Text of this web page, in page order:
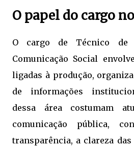
O papel do cargo
O cargo de Técnico de
Comunicação Social
ligadas à produção,
de informações
dessa área costumam
comunicação pública,
transparência, a clareza